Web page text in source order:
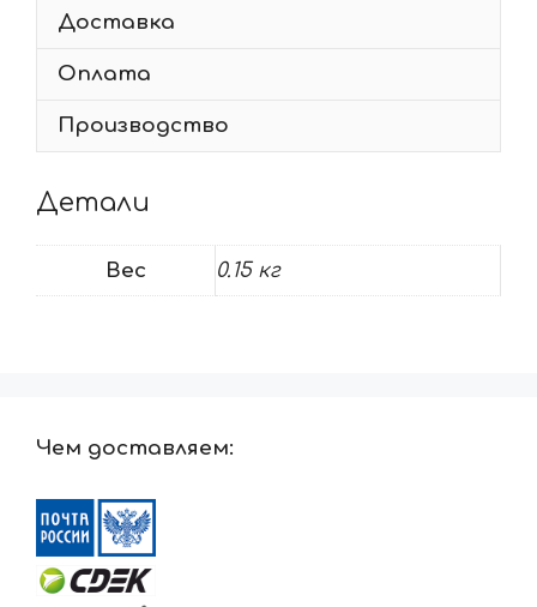
Доставка
Оплата
Производство
Детали
Вес 0.15 кг
Чем доставляем: